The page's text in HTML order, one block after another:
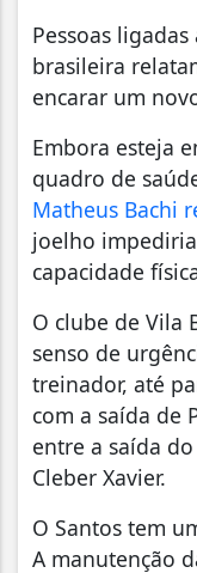
Pessoas
brasileira
encarar um
Embora esteja
quadro de
Matheus Bachi
joelho
capacidade
O clube de Vila
senso de
treinador, até
com a saída de
entre a saída
Cleber Xavier.
O Santos tem
A manutenção